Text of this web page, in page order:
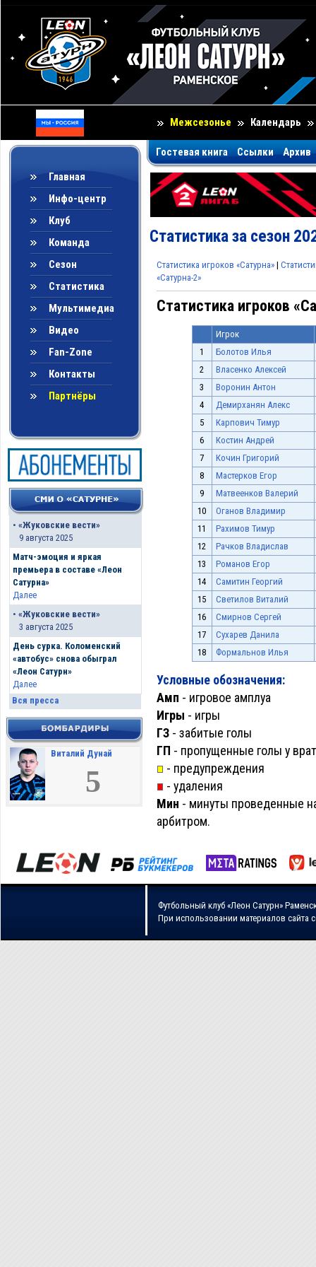
Межсезонье Календарь
Главная
Инфо-центр
Клуб
Команда
Сезон
Статистика
Мультимедиа
Видео
Fan-Zone
Контакты
Партнёры
• «Жуковские вести»
9 августа 2025
Матч-эмоция и яркая
премьера в составе «Леон
Сатурна»
Далее
• «Жуковские вести»
3 августа 2025
День сурка. Коломенский
«автобус» снова обыграл
«Леон Сатурн»
Далее
Вся пресса
Виталий Дунай
5
Гостевая книга Ссылки Архив
Статистика за сезон
Статистика игроков «Сатурна» |
«Сатурна-2»
Статистика игроков
Игрок
1
Болотов Илья
2
Власенко Алексей
3
Воронин Антон
4
Демирханян Алекс
5
Карпович Тимур
6
Костин Андрей
7
Кочин Григорий
8
Мастерков Егор
9
Матвеенков Валерий
10
Оганов Владимир
11
Рахимов Тимур
12
Рачков Владислав
13
Романов Егор
14
Самитин Георгий
15
Светилов Виталий
16
Смирнов Сергей
17
Сухарев Данила
18
Формальнов Илья
Условные обозначения:
Амп - игровое амплуа
Игры - игры
ГЗ - забитые голы
ГП - пропущенные голы у
- предупреждения
- удаления
Мин - минуты проведенные
арбитром.
Футбольный клуб «Леон Сатурн»
При использовании материалов сайта